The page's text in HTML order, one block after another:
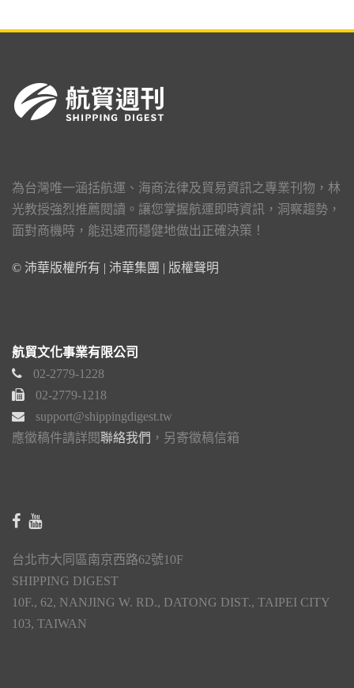
為台灣唯一涵括航運、海商法律及貿易資訊之專業刊物，林
光教授強烈推薦閱讀。讓您掌握航運即時資訊，洞察趨勢，
面對商機時，能迅速而穩健地做出正確決策！
© 沛華版權所有 | 沛華集團 | 版權聲明
航貿文化事業有限公司
02-2779-1228
02-2779-1218
support@shippingdigest.tw
應徵稿件請詳閱聯絡我們 ，另寄徵稿信箱
台北市大同區南京西路62號10F
SHIPPING DIGEST
10F., 62, NANJING W. RD., DATONG DIST., TAIPEI CITY
103, TAIWAN